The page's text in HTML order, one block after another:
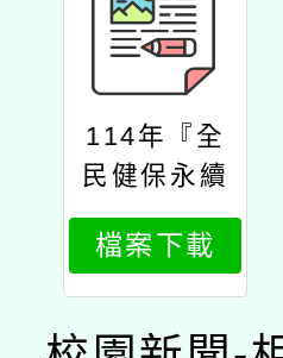
114年『全
民健保永續
經營』素養
導向科技輔
助數位媒材
發展及師資
檔案下載